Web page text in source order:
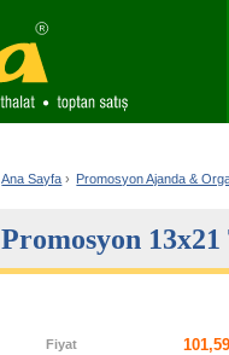
Ana Sayfa › Promosyon Ajanda &
Promosyon
Fiyat